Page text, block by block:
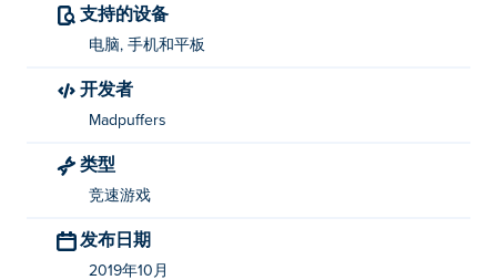
支持的设备
电脑, 手机和平板
开发者
Madpuffers
类型
竞速游戏
发布日期
2019年10月